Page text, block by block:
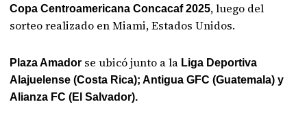
Copa Centroamericana Concacaf 2025, luego del
sorteo realizado en Miami, Estados Unidos.
Plaza Amador se ubicó junto a la Liga Deportiva
Alajuelense (Costa Rica); Antigua GFC (Guatemala) y
Alianza FC (El Salvador).